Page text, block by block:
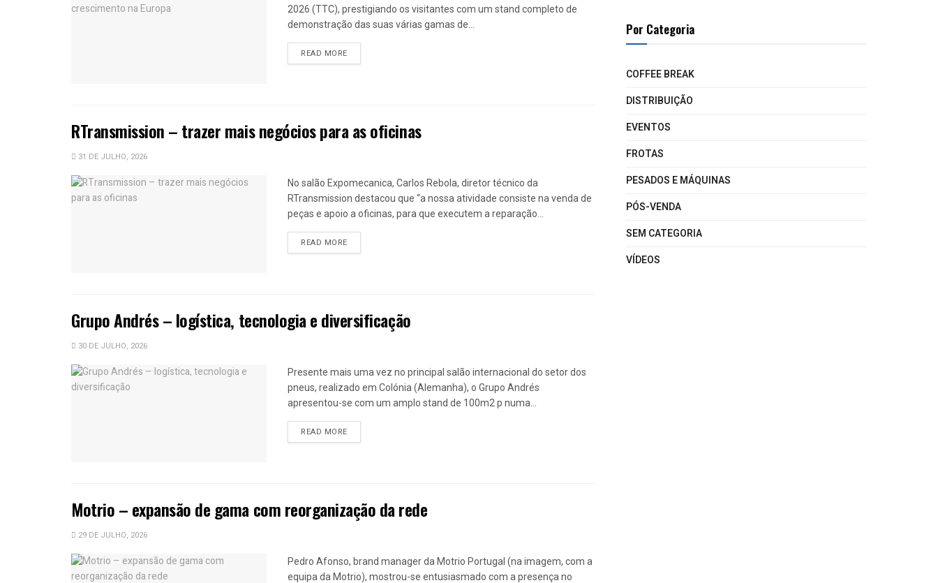
2026 (TTC), prestigiando os visitantes com um stand completo de
demonstração das suas várias gamas de...
READ MOREDETAILS
RTransmission – trazer mais negócios para as oficinas
31 DE JULHO, 2026
No salão Expomecanica, Carlos Rebola, diretor técnico da
RTransmission destacou que “a nossa atividade consiste na venda de
peças e apoio a oficinas, para que executem a reparação...
READ MOREDETAILS
Grupo Andrés – logística, tecnologia e diversificação
30 DE JULHO, 2026
Presente mais uma vez no principal salão internacional do setor dos
pneus, realizado em Colónia (Alemanha), o Grupo Andrés
apresentou-se com um amplo stand de 100m2 p numa...
READ MOREDETAILS
Motrio – expansão de gama com reorganização da rede
29 DE JULHO, 2026
Pedro Afonso, brand manager da Motrio Portugal (na imagem, com a
equipa da Motrio), mostrou-se entusiasmado com a presença no
Por Categoria
COFFEE BREAK
DISTRIBUIÇÃO
EVENTOS
FROTAS
PESADOS E MÁQUINAS
PÓS-VENDA
SEM CATEGORIA
VÍDEOS